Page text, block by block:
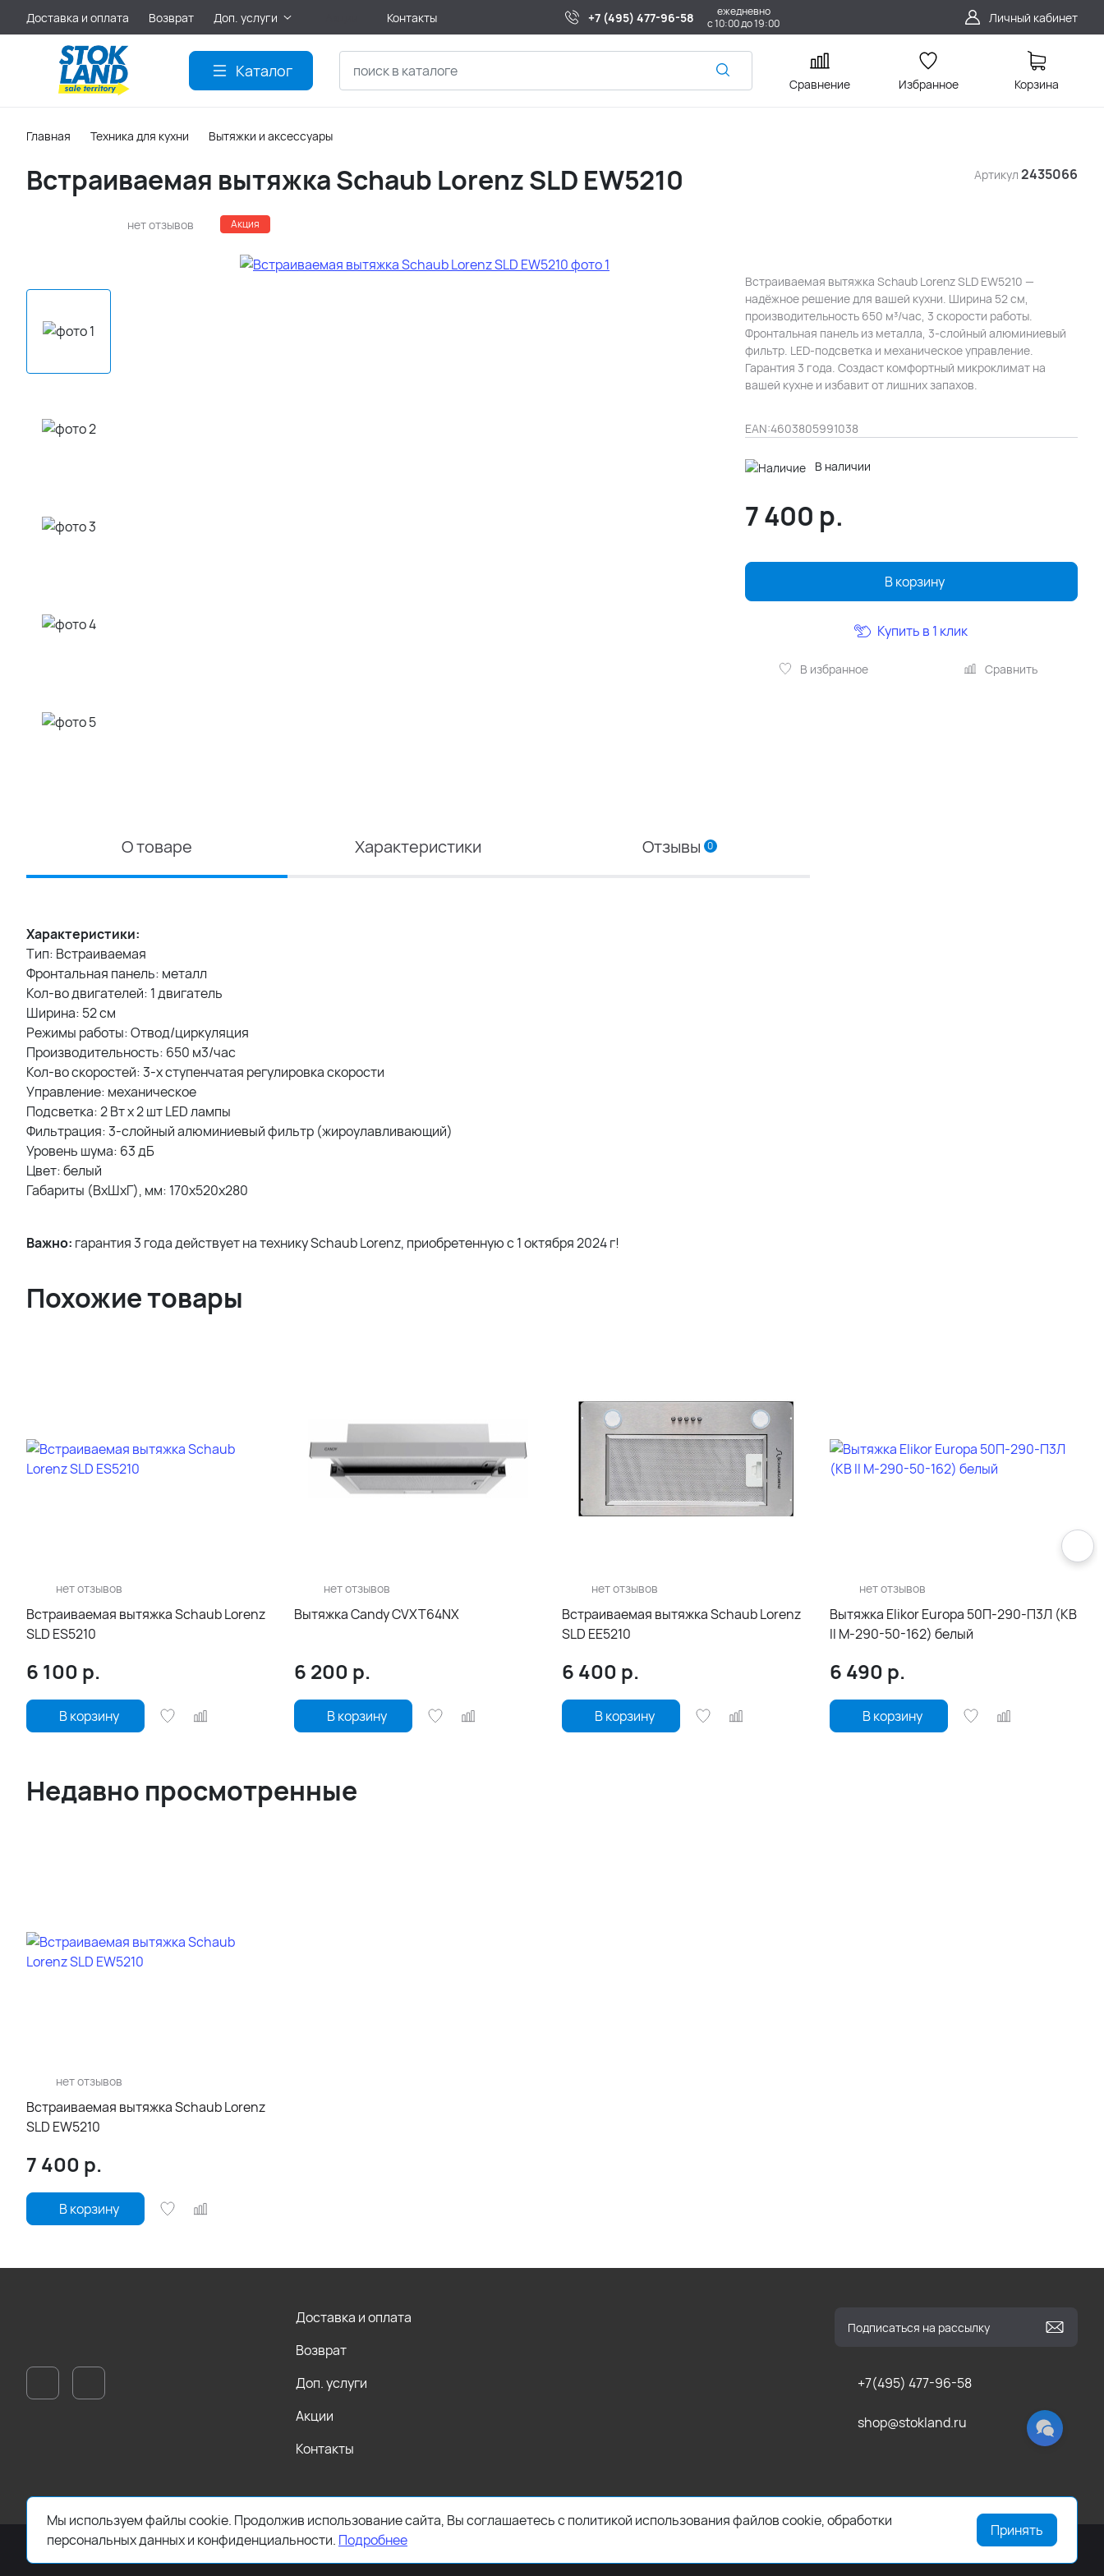
Доставка и оплата Возврат Доп. услуги Контакты +7 (495) 477-96-58
ежедневно
с 10:00 до 19:00
Личный кабинет
Каталог
Сравнение Избранное Корзина
Главная Техника для кухни Вытяжки и аксессуары
Артикул 2435066
Встраиваемая вытяжка Schaub Lorenz SLD EW5210
нет отзывов Акция
Встраиваемая вытяжка Schaub Lorenz SLD EW5210 —
надёжное решение для вашей кухни. Ширина 52 см,
производительность 650 м³/час, 3 скорости работы.
Фронтальная панель из металла, 3-слойный алюминиевый
фильтр. LED-подсветка и механическое управление.
Гарантия 3 года. Создаст комфортный микроклимат на
вашей кухне и избавит от лишних запахов.
EAN:4603805991038
В наличии
7 400 р.
В корзину
В избранное Сравнить
Купить в 1 клик
О товаре Характеристики Отзывы 0
Характеристики:
Тип: Встраиваемая
Фронтальная панель: металл
Кол-во двигателей: 1 двигатель
Ширина: 52 см
Режимы работы: Отвод/циркуляция
Производительность: 650 м3/час
Кол-во скоростей: 3-х ступенчатая регулировка скорости
Управление: механическое
Подсветка: 2 Вт х 2 шт LED лампы
Фильтрация: 3-слойный алюминиевый фильтр (жироулавливающий)
Уровень шума: 63 дБ
Цвет: белый
Габариты (ВхШхГ), мм: 170х520х280
Важно: гарантия 3 года действует на технику Schaub Lorenz, приобретенную с 1 октября 2024 г!
Похожие товары
нет отзывов
Встраиваемая вытяжка Schaub Lorenz
SLD ES5210
6 100 р.
В корзину
нет отзывов
Вытяжка Candy CVXT64NX
6 200 р.
В корзину
нет отзывов
Встраиваемая вытяжка Schaub Lorenz
SLD EE5210
6 400 р.
В корзину
нет отзывов
Вытяжка Elikor Europa 50П-290-П3Л (КВ
II М-290-50-162) белый
6 490 р.
В корзину
Недавно просмотренные
нет отзывов
Встраиваемая вытяжка Schaub Lorenz
SLD EW5210
7 400 р.
В корзину
+7(495) 477-96-58
shop@stokland.ru
Доставка и оплата
Возврат
Доп. услуги
Акции
Контакты
© Стоклэнд, 2024—2026. ООО «ЗЕВС ОПТТОРГ»
Мы используем файлы cookie. Продолжив использование сайта, Вы соглашаетесь с политикой использования файлов cookie, обработки
персональных данных и конфиденциальности. Подробнее
Принять